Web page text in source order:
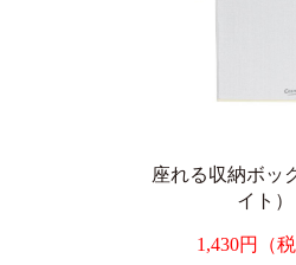
座れる収納ボッ
イト）
1,430円（税